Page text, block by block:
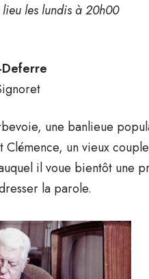
les lundis à 20h00
une banlieue
Clémence, un vieux
il voue bientôt une
la parole.